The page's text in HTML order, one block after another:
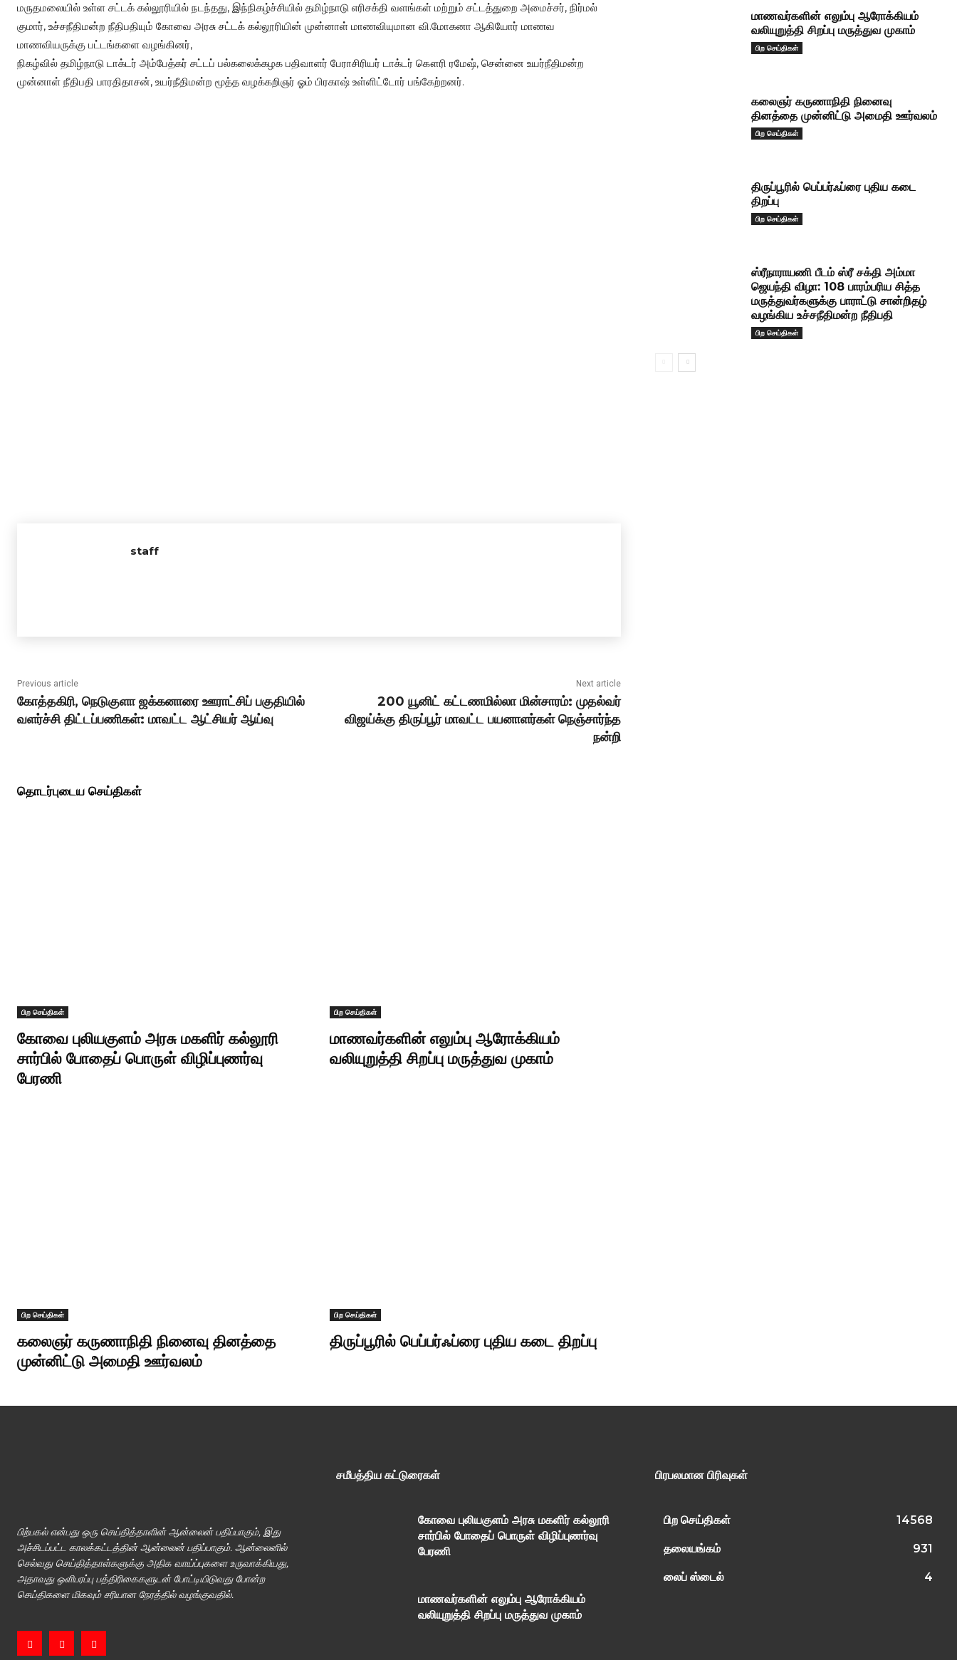
மருதமலையில் உள்ள சட்டக் கல்லூரியில் நடந்தது, இந்நிகழ்ச்சியில் தமிழ்நாடு எரிசக்தி வளங்கள் மற்றும் சட்டத்துறை அமைச்சர், நிர்மல்
குமார், உச்சநீதிமன்ற நீதிபதியும் கோவை அரசு சட்டக் கல்லூரியின் முன்னாள் மாணவியுமான வி.மோகனா ஆகியோர் மாணவ
மாணவியருக்கு பட்டங்களை வழங்கினர்,
நிகழ்வில் தமிழ்நாடு டாக்டர் அம்பேத்கர் சட்டப் பல்கலைக்கழக பதிவாளர் பேராசிரியர் டாக்டர் கௌரி ரமேஷ், சென்னை உயர்நீதிமன்ற
முன்னாள் நீதிபதி பாரதிதாசன், உயர்நீதிமன்ற மூத்த வழக்கறிஞர் ஓம் பிரகாஷ் உள்ளிட்டோர் பங்கேற்றனர்.
staff
Previous article
கோத்தகிரி, நெடுகுளா ஜக்கனாரை ஊராட்சிப் பகுதியில்
வளர்ச்சி திட்டப்பணிகள்: மாவட்ட ஆட்சியர் ஆய்வு
Next article
200 யூனிட் கட்டணமில்லா மின்சாரம்: முதல்வர்
விஜய்க்கு திருப்பூர் மாவட்ட பயனாளர்கள் நெஞ்சார்ந்த
நன்றி
தொடர்புடைய செய்திகள்
பிற செய்திகள்
கோவை புலியகுளம் அரசு மகளிர் கல்லூரி
சார்பில் போதைப் பொருள் விழிப்புணர்வு
பேரணி
பிற செய்திகள்
மாணவர்களின் எலும்பு ஆரோக்கியம்
வலியுறுத்தி சிறப்பு மருத்துவ முகாம்
பிற செய்திகள்
கலைஞர் கருணாநிதி நினைவு தினத்தை
முன்னிட்டு அமைதி ஊர்வலம்
பிற செய்திகள்
திருப்பூரில் பெப்பர்ஃப்ரை புதிய கடை திறப்பு
மாணவர்களின் எலும்பு ஆரோக்கியம்
வலியுறுத்தி சிறப்பு மருத்துவ முகாம்
பிற செய்திகள்
கலைஞர் கருணாநிதி நினைவு
தினத்தை முன்னிட்டு அமைதி ஊர்வலம்
பிற செய்திகள்
திருப்பூரில் பெப்பர்ஃப்ரை புதிய கடை
திறப்பு
பிற செய்திகள்
ஸ்ரீநாராயணி பீடம் ஸ்ரீ சக்தி அம்மா
ஜெயந்தி விழா: 108 பாரம்பரிய சித்த
மருத்துவர்களுக்கு பாராட்டு சான்றிதழ்
வழங்கிய உச்சநீதிமன்ற நீதிபதி
பிற செய்திகள்
பிற்பகல் என்பது ஒரு செய்தித்தாளின் ஆன்லைன் பதிப்பாகும், இது
அச்சிடப்பட்ட காலக்கட்டத்தின் ஆன்லைன் பதிப்பாகும். ஆன்லைனில்
செல்வது செய்தித்தாள்களுக்கு அதிக வாய்ப்புகளை உருவாக்கியது,
அதாவது ஒளிபரப்பு பத்திரிகைகளுடன் போட்டியிடுவது போன்ற
செய்திகளை மிகவும் சரியான நேரத்தில் வழங்குவதில்.
சமீபத்திய கட்டுரைகள்
கோவை புலியகுளம் அரசு மகளிர் கல்லூரி
சார்பில் போதைப் பொருள் விழிப்புணர்வு
பேரணி
மாணவர்களின் எலும்பு ஆரோக்கியம்
வலியுறுத்தி சிறப்பு மருத்துவ முகாம்
பிரபலமான பிரிவுகள்
பிற செய்திகள் 14568
தலையங்கம் 931
லைப் ஸ்டைல் 4